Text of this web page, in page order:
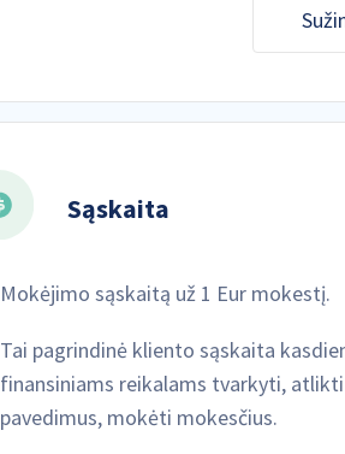
Sąskaita
Mokėjimo sąskaitą už 1 Eur mokestį.
Tai pagrindinė kliento sąskaita
finansiniams reikalams tvarkyti,
pavedimus, mokėti mokesčius.